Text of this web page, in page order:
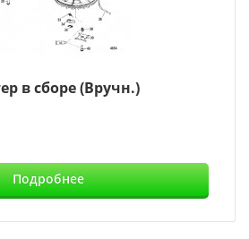
в сборе (Вручн.)
Подробнее